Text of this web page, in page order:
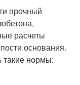
прочный
расчеты
основания.
такие нормы: